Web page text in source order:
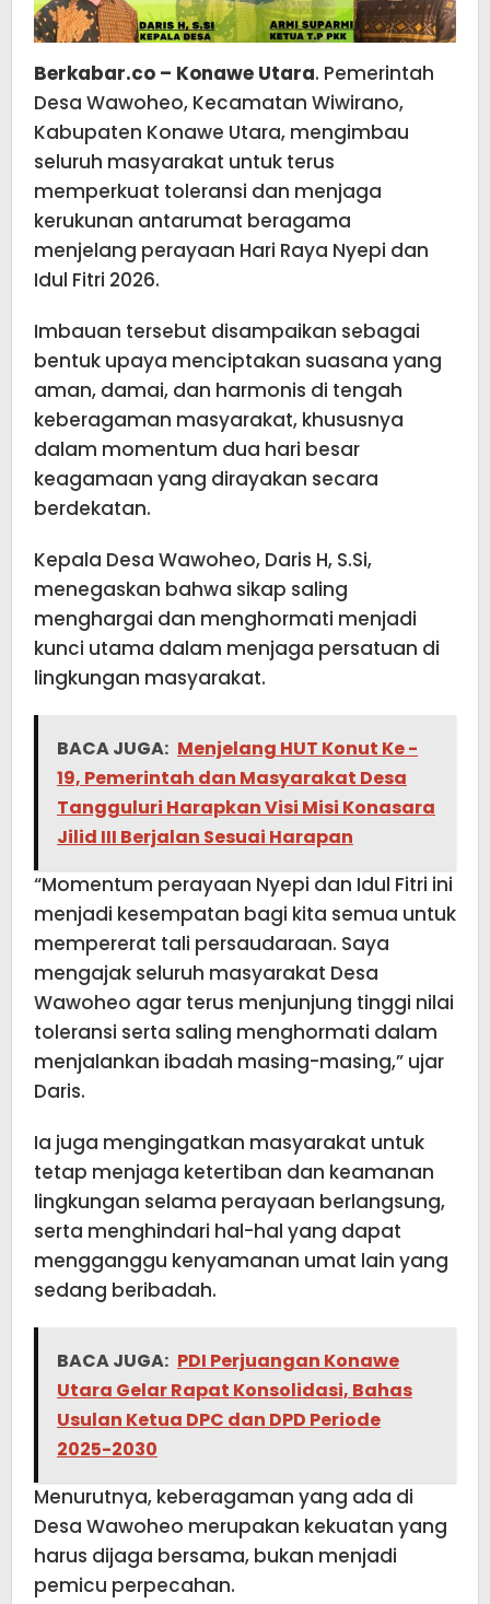
Berkabar.co – Konawe Utara. Pemerintah
Desa Wawoheo, Kecamatan Wiwirano,
Kabupaten Konawe Utara, mengimbau
seluruh masyarakat untuk terus
memperkuat toleransi dan menjaga
kerukunan antarumat beragama
menjelang perayaan Hari Raya Nyepi dan
Idul Fitri 2026.
Imbauan tersebut disampaikan sebagai
bentuk upaya menciptakan suasana yang
aman, damai, dan harmonis di tengah
keberagaman masyarakat, khususnya
dalam momentum dua hari besar
keagamaan yang dirayakan secara
berdekatan.
Kepala Desa Wawoheo, Daris H, S.Si,
menegaskan bahwa sikap saling
menghargai dan menghormati menjadi
kunci utama dalam menjaga persatuan di
lingkungan masyarakat.
BACA JUGA: Menjelang HUT Konut Ke -
19, Pemerintah dan Masyarakat Desa
Tangguluri Harapkan Visi Misi Konasara
Jilid III Berjalan Sesuai Harapan
“Momentum perayaan Nyepi dan Idul Fitri ini
menjadi kesempatan bagi kita semua untuk
mempererat tali persaudaraan. Saya
mengajak seluruh masyarakat Desa
Wawoheo agar terus menjunjung tinggi nilai
toleransi serta saling menghormati dalam
menjalankan ibadah masing-masing,” ujar
Daris.
Ia juga mengingatkan masyarakat untuk
tetap menjaga ketertiban dan keamanan
lingkungan selama perayaan berlangsung,
serta menghindari hal-hal yang dapat
mengganggu kenyamanan umat lain yang
sedang beribadah.
BACA JUGA: PDI Perjuangan Konawe
Utara Gelar Rapat Konsolidasi, Bahas
Usulan Ketua DPC dan DPD Periode
2025-2030
Menurutnya, keberagaman yang ada di
Desa Wawoheo merupakan kekuatan yang
harus dijaga bersama, bukan menjadi
pemicu perpecahan.